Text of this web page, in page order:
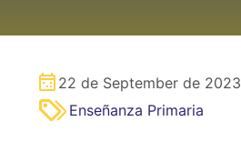
22 de September de 2023
Enseñanza Primaria